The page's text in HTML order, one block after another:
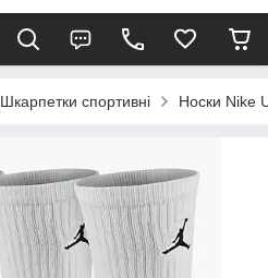
Шкарпетки спортивні Носки Nike